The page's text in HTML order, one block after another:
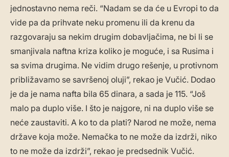
jednostavno nema reči. “Nadam se da će u Evropi to da
vide pa da prihvate neku promenu ili da krenu da
razgovaraju sa nekim drugim dobavljačima, ne bi li se
smanjivala naftna kriza koliko je moguće, i sa Rusima i
sa svima drugima. Ne vidim drugo rešenje, u protivnom
približavamo se savršenoj oluji”, rekao je Vučić. Dodao
je da je nama nafta bila 65 dinara, a sada je 115. “Još
malo pa duplo više. I što je najgore, ni na duplo više se
neće zaustaviti. A ko to da plati? Narod ne može, nema
države koja može. Nemačka to ne može da izdrži, niko
to ne može da izdrži”, rekao je predsednik Vučić.